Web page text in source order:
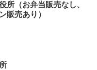
所（お弁当販売なし、
販売あり）